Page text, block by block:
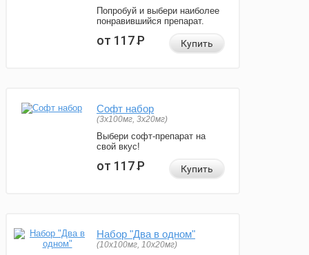
Попробуй и выбери наиболее
понравившийся препарат.
от 117Р Купить
Софт набор
(3x100мг, 3x20мг)
Выбери софт-препарат на
свой вкус!
от 117Р Купить
Набор "Два в одном"
(10x100мг, 10x20мг)